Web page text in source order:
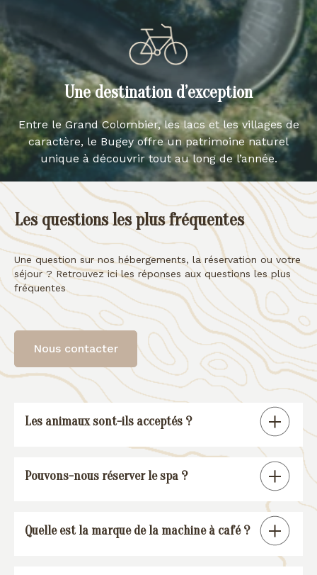
Une destination d’exception
Entre le Grand Colombier, les lacs et les villages de
caractère, le Bugey offre un patrimoine naturel
unique à découvrir tout au long de l’année.
Les questions les plus fréquentes
Une question sur nos hébergements, la réservation ou votre
séjour ? Retrouvez ici les réponses aux questions les plus
fréquentes
Nous contacter
Les animaux sont-ils acceptés ?
Tous nos gîtes sont « pet friendly », à
l’exception de la suite spa.
Pouvons-nous réserver le spa ?
pourrez réserver une session spa (voir
Quelle est la marque de la machine à café ?